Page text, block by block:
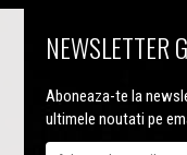
NEWSLETTER
Aboneaza-te la
ultimele noutati pe